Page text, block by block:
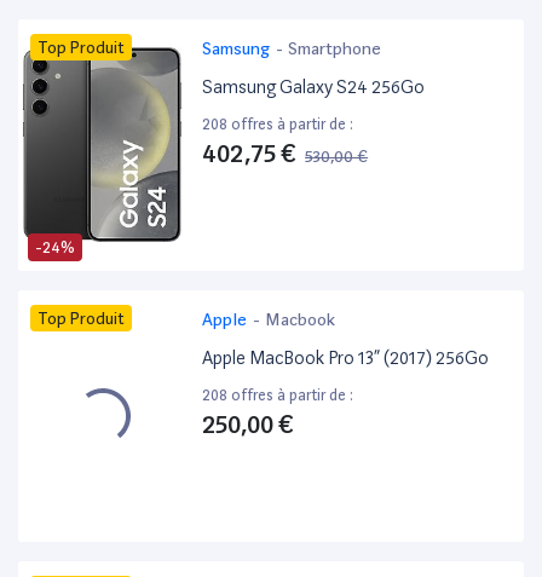
-24%
Top Produit Samsung - Smartphone
Samsung Galaxy S24 256Go
208 offres à partir de :
402,75 € 530,00 €
Top Produit Apple - Macbook
Apple MacBook Pro 13” (2017) 256Go
208 offres à partir de :
250,00 €